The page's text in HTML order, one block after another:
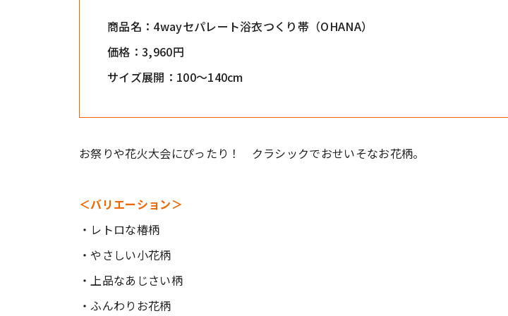
商品名：4wayセパレート浴衣つくり帯（OHANA）
価格：3,960円
サイズ展開：100～140cm
お祭りや花火大会にぴったり！ クラシックでおせいそなお花柄。
＜バリエーション＞
・レトロな椿柄
・やさしい小花柄
・上品なあじさい柄
・ふんわりお花柄